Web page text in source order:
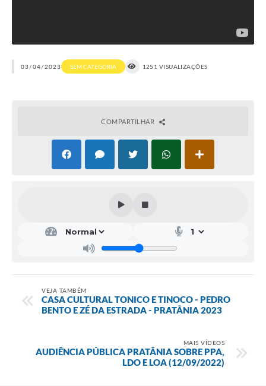
03/04/2023 SEM CATEGORIA 1251 VISUALIZAÇÕES
COMPARTILHAR
VEJA TAMBÉM
CASA CULTURAL TONICO E TINOCO - PEDRO
BENTO E ZÉ DA ESTRADA - PRATÂNIA 2023
MAIS VÍDEOS
AUDIÊNCIA PÚBLICA PRATÂNIA SOBRE PPA,
LDO E LOA (12/09/2022)